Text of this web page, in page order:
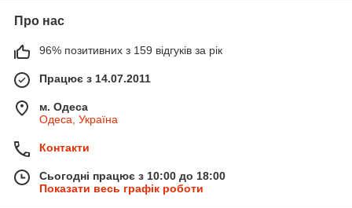
Про нас
96% позитивних з 159 відгуків за рік
Працює з 14.07.2011
м. Одеса
Одеса, Україна
Контакти
Сьогодні працює з 10:00 до 18:00
Показати весь графік роботи